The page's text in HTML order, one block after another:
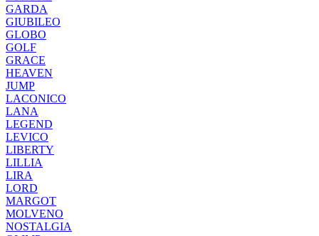
GARDA
GIUBILEO
GLOBO
GOLF
GRACE
HEAVEN
JUMP
LACONICO
LANA
LEGEND
LEVICO
LIBERTY
LILLIA
LIRA
LORD
MARGOT
MOLVENO
NOSTALGIA